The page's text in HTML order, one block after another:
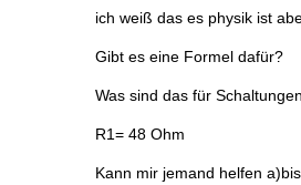
ich weiß das es physik ist
Gibt es eine Formel dafür?
Was sind das für
R1= 48 Ohm
Kann mir jemand helfen